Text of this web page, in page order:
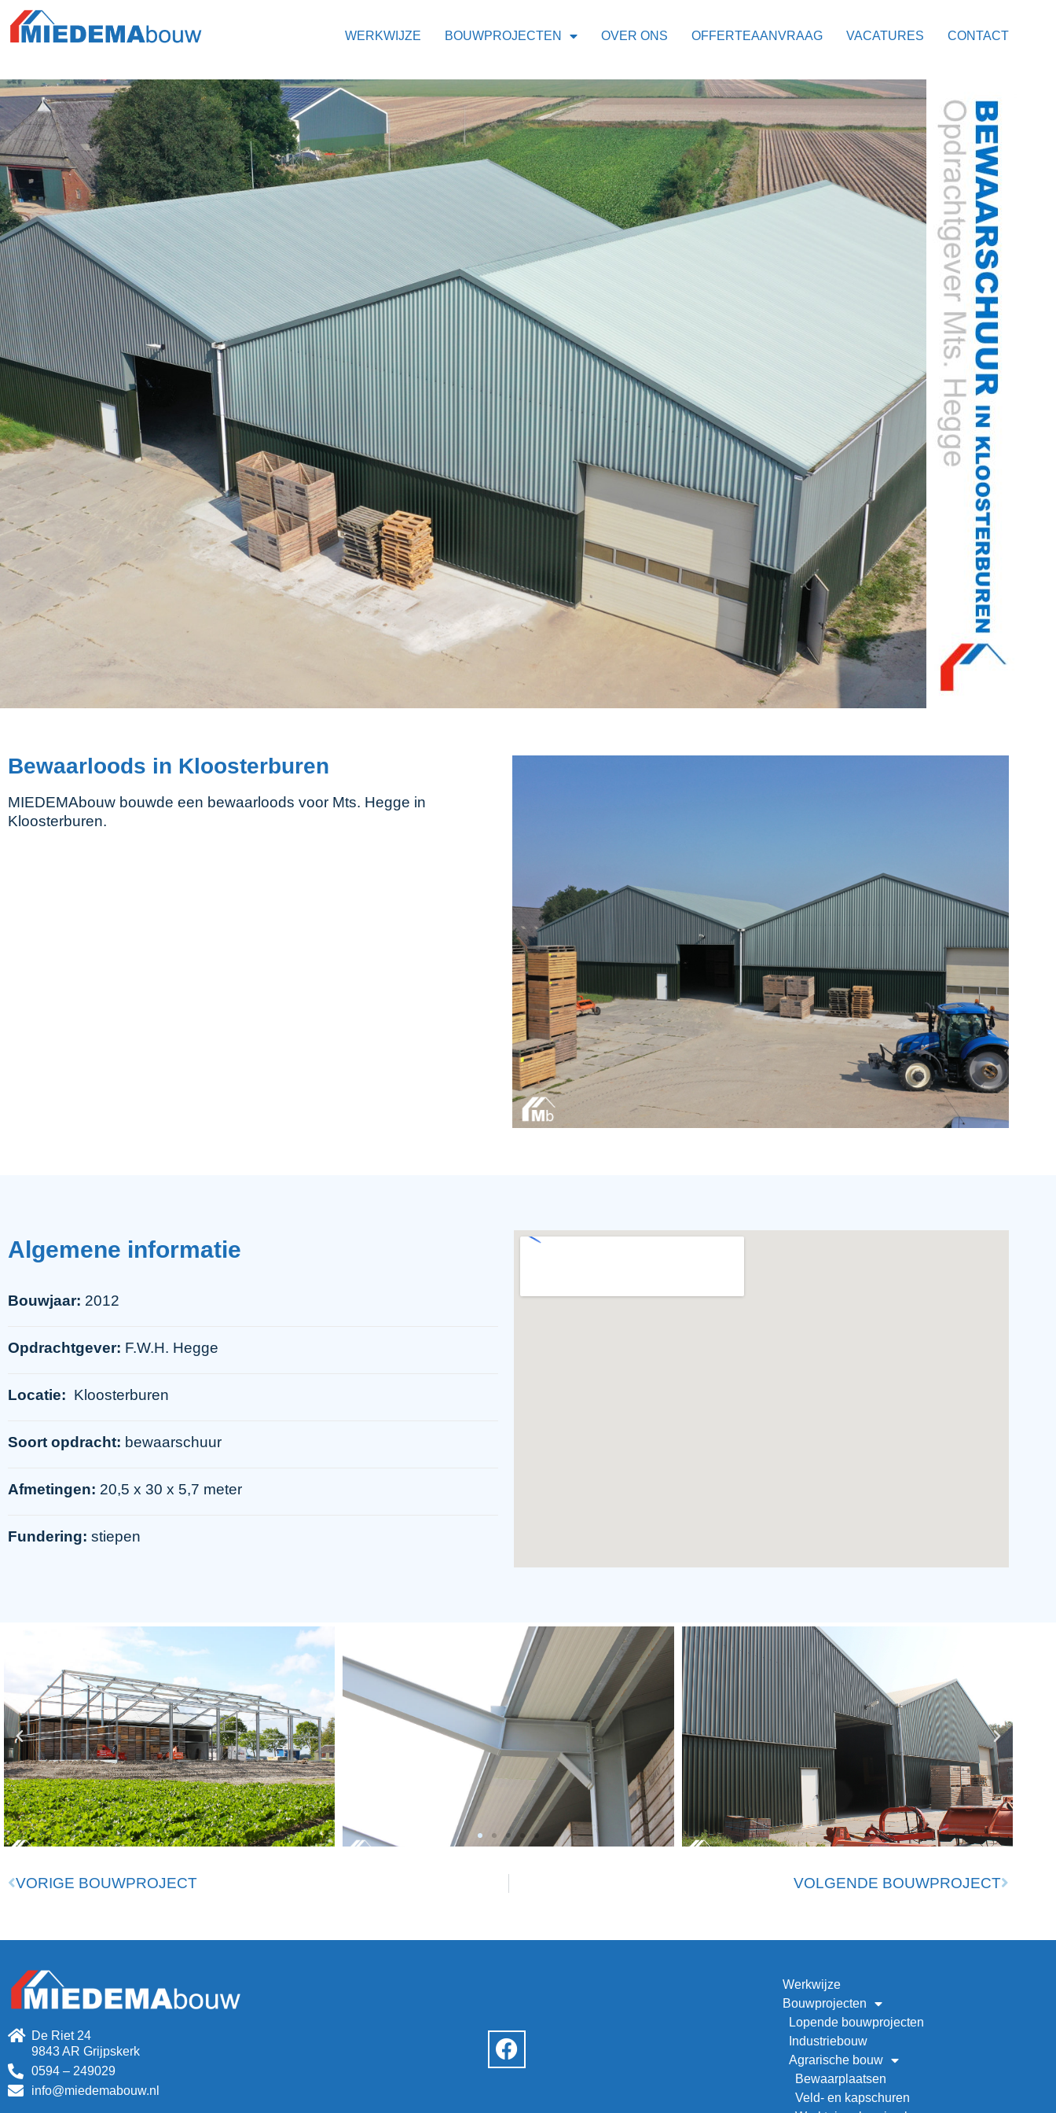
WERKWIJZE BOUWPROJECTEN OVER ONS OFFERTEAANVRAAG VACATURES CONTACT
Bewaarloods in Kloosterburen
MIEDEMAbouw bouwde een bewaarloods voor Mts. Hegge in
Kloosterburen.
Algemene informatie
Bouwjaar: 2012
Opdrachtgever: F.W.H. Hegge
Locatie: Kloosterburen
Soort opdracht: bewaarschuur
Afmetingen: 20,5 x 30 x 5,7 meter
Fundering: stiepen
VORIGE BOUWPROJECT VOLGENDE BOUWPROJECT
De Riet 24
9843 AR Grijpskerk
0594 – 249029
info@miedemabouw.nl
Werkwijze
Bouwprojecten
Lopende bouwprojecten
Industriebouw
Agrarische bouw
Bewaarplaatsen
Veld- en kapschuren